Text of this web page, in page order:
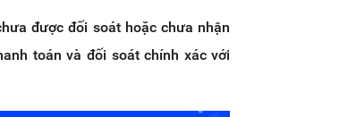
được đối soát hoặc chưa nhận
toán và đối soát chính xác với